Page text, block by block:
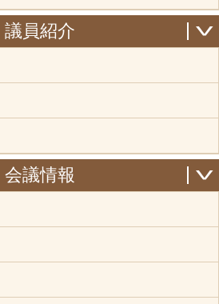
議員紹介
会議情報